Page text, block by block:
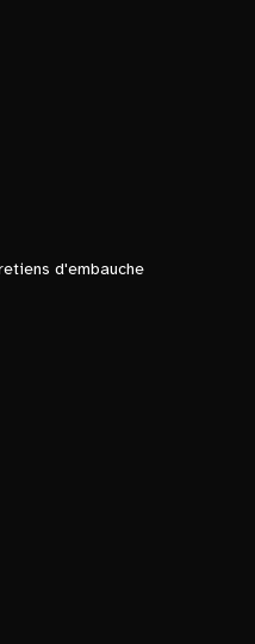
d'embauche